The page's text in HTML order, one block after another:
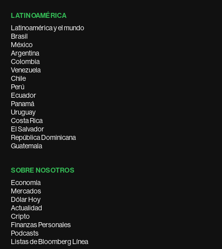
LATINOAMÉRICA
Latinoamérica y el mundo
Brasil
México
Argentina
Colombia
Venezuela
Chile
Perú
Ecuador
Panamá
Uruguay
Costa Rica
El Salvador
República Dominicana
Guatemala
SOBRE NOSOTROS
Economía
Mercados
Dólar Hoy
Actualidad
Cripto
Finanzas Personales
Podcasts
Listas de Bloomberg Línea